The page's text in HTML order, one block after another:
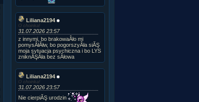
Liliana2194
O choinka!
31.07.2026 23:57
z innymi, bo brakowaÂło mi
pomysÂłĂłw, bo pogorszyÂła siĂŞ
moja sytuacja psychiczna i bo LYS
zniknĂŞÂła bez sÂłowa
Liliana2194
O choinka!
31.07.2026 23:57
Nie cierpiĂŞ urodzin